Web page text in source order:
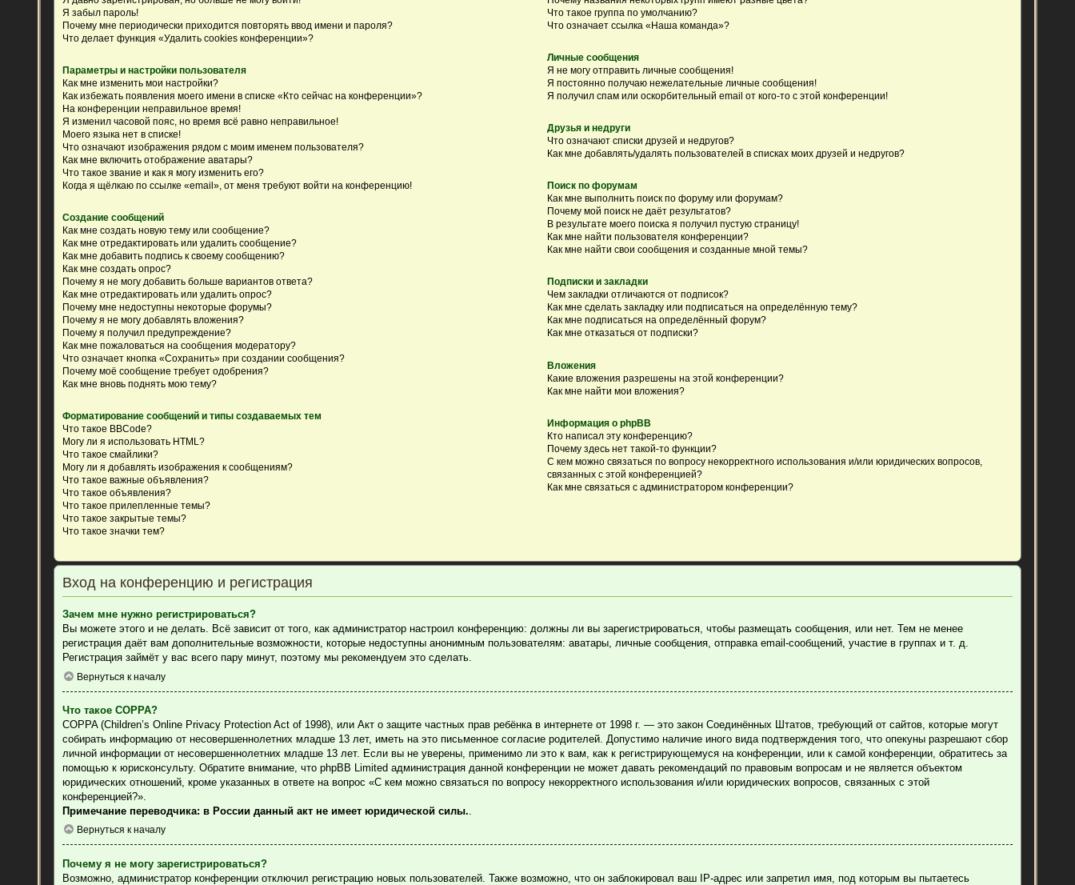
Я забыл пароль!
Почему мне периодически приходится повторять ввод имени и пароля?
Что делает функция «Удалить cookies конференции»?
Параметры и настройки пользователя
Как мне изменить мои настройки?
Как избежать появления моего имени в списке «Кто сейчас на конференции»?
На конференции неправильное время!
Я изменил часовой пояс, но время всё равно неправильное!
Моего языка нет в списке!
Что означают изображения рядом с моим именем пользователя?
Как мне включить отображение аватары?
Что такое звание и как я могу изменить его?
Когда я щёлкаю по ссылке «email», от меня требуют войти на конференцию!
Создание сообщений
Как мне создать новую тему или сообщение?
Как мне отредактировать или удалить сообщение?
Как мне добавить подпись к своему сообщению?
Как мне создать опрос?
Почему я не могу добавить больше вариантов ответа?
Как мне отредактировать или удалить опрос?
Почему мне недоступны некоторые форумы?
Почему я не могу добавлять вложения?
Почему я получил предупреждение?
Как мне пожаловаться на сообщения модератору?
Что означает кнопка «Сохранить» при создании сообщения?
Почему моё сообщение требует одобрения?
Как мне вновь поднять мою тему?
Форматирование сообщений и типы создаваемых тем
Что такое BBCode?
Могу ли я использовать HTML?
Что такое смайлики?
Могу ли я добавлять изображения к сообщениям?
Что такое важные объявления?
Что такое объявления?
Что такое прилепленные темы?
Что такое закрытые темы?
Что такое значки тем?
Что такое группа по умолчанию?
Что означает ссылка «Наша команда»?
Личные сообщения
Я не могу отправить личные сообщения!
Я постоянно получаю нежелательные личные сообщения!
Я получил спам или оскорбительный email от кого-то с этой конференции!
Друзья и недруги
Что означают списки друзей и недругов?
Как мне добавлять/удалять пользователей в списках моих друзей и недругов?
Поиск по форумам
Как мне выполнить поиск по форуму или форумам?
Почему мой поиск не даёт результатов?
В результате моего поиска я получил пустую страницу!
Как мне найти пользователя конференции?
Как мне найти свои сообщения и созданные мной темы?
Подписки и закладки
Чем закладки отличаются от подписок?
Как мне сделать закладку или подписаться на определённую тему?
Как мне подписаться на определённый форум?
Как мне отказаться от подписки?
Вложения
Какие вложения разрешены на этой конференции?
Как мне найти мои вложения?
Информация о phpBB
Кто написал эту конференцию?
Почему здесь нет такой-то функции?
С кем можно связаться по вопросу некорректного использования и/или юридических вопросов,
связанных с этой конференцией?
Как мне связаться с администратором конференции?
Вход на конференцию и регистрация
Зачем мне нужно регистрироваться?
Вы можете этого и не делать. Всё зависит от того, как администратор настроил конференцию: должны ли вы зарегистрироваться, чтобы размещать сообщения, или нет. Тем не менее
регистрация даёт вам дополнительные возможности, которые недоступны анонимным пользователям: аватары, личные сообщения, отправка email-сообщений, участие в группах и т. д.
Регистрация займёт у вас всего пару минут, поэтому мы рекомендуем это сделать.
Вернуться к началу
Что такое COPPA?
COPPA (Children’s Online Privacy Protection Act of 1998), или Акт о защите частных прав ребёнка в интернете от 1998 г. — это закон Соединённых Штатов, требующий от сайтов, которые могут
собирать информацию от несовершеннолетних младше 13 лет, иметь на это письменное согласие родителей. Допустимо наличие иного вида подтверждения того, что опекуны разрешают сбор
личной информации от несовершеннолетних младше 13 лет. Если вы не уверены, применимо ли это к вам, как к регистрирующемуся на конференции, или к самой конференции, обратитесь за
помощью к юрисконсульту. Обратите внимание, что phpBB Limited администрация данной конференции не может давать рекомендаций по правовым вопросам и не является объектом
юридических отношений, кроме указанных в ответе на вопрос «С кем можно связаться по вопросу некорректного использования и/или юридических вопросов, связанных с этой
конференцией?».
Примечание переводчика: в России данный акт не имеет юридической силы.
Вернуться к началу
Почему я не могу зарегистрироваться?
Возможно, администратор конференции отключил регистрацию новых пользователей. Также возможно, что он заблокировал ваш IP-адрес или запретил имя, под которым вы пытаетесь